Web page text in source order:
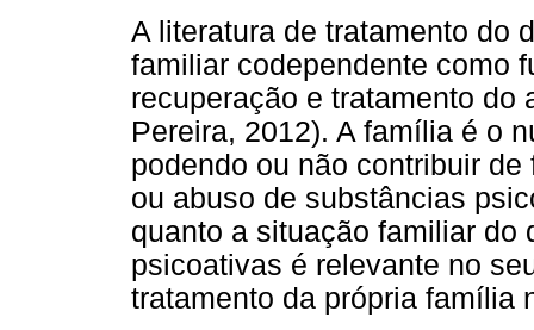
A literatura de tratamento do
familiar codependente como
recuperação e tratamento do
Pereira, 2012). A família é o
podendo ou não contribuir
ou abuso de substâncias
quanto a situação familiar do
psicoativas é relevante no
tratamento da própria família